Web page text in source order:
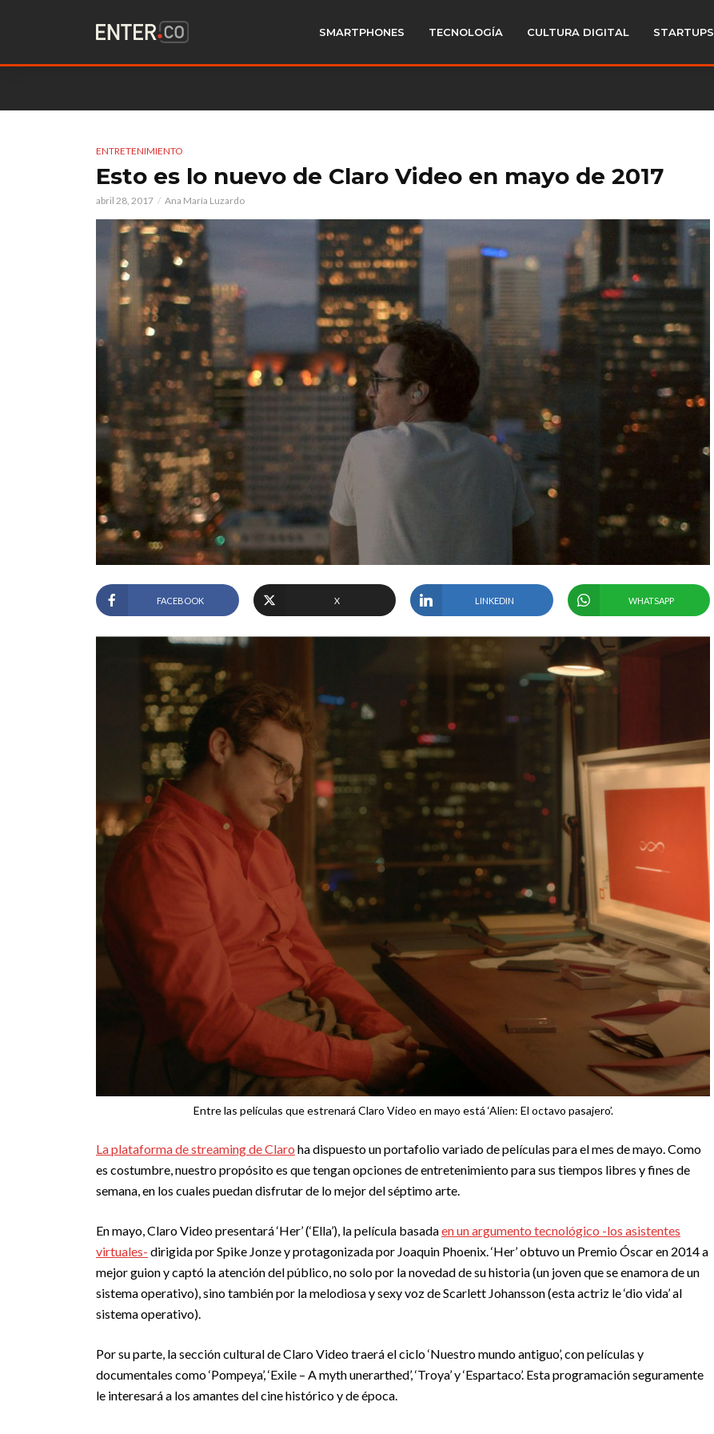
SMARTPHONES TECNOLOGÍA CULTURA DIGITAL STARTUPS
ENTRETENIMIENTO
Esto es lo nuevo de Claro Video en mayo de 2017
abril 28, 2017 Ana María Luzardo
FACEBOOK X LINKEDIN WHATSAPP
Entre las películas que estrenará Claro Video en mayo está ‘Alien: El octavo pasajero’.
La plataforma de streaming de Claro ha dispuesto un portafolio variado de películas para el mes de mayo. Como
es costumbre, nuestro propósito es que tengan opciones de entretenimiento para sus tiempos libres y fines de
semana, en los cuales puedan disfrutar de lo mejor del séptimo arte.
En mayo, Claro Video presentará ‘Her’ (‘Ella’), la película basadaen un argumento tecnológico -los asistentes
virtuales- dirigida por Spike Jonze y protagonizada por Joaquin Phoenix. ‘Her’ obtuvo un Premio Óscar en 2014 a
mejor guion y captó la atención del público, no solo por la novedad de su historia (un joven que se enamora de un
sistema operativo), sino también por la melodiosa y sexy voz de Scarlett Johansson (esta actriz le ‘dio vida’ al
sistema operativo).
Por su parte, la sección cultural de Claro Video traerá el ciclo ‘Nuestro mundo antiguo’, con películas y
documentales como ‘Pompeya’, ‘Exile – A myth unerarthed’, ‘Troya’ y ‘Espartaco’. Esta programación seguramente
le interesará a los amantes del cine histórico y de época.